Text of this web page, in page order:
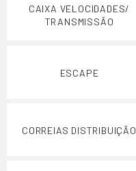
CAIXA VELOCIDADES/
TRANSMISSÃO
ESCAPE
CORREIAS DISTRIBUIÇÃO